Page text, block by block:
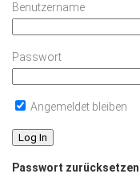
Benutzername
Passwort
Angemeldet bleiben
Passwort zurücksetzen